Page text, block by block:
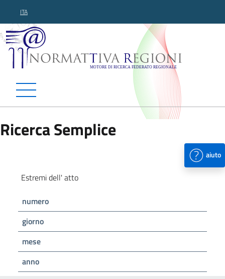
ITA
Normattiva Regioni -
Ricerca Semplice
aiuto
Estremi dell' atto
numero
giorno
mese
anno